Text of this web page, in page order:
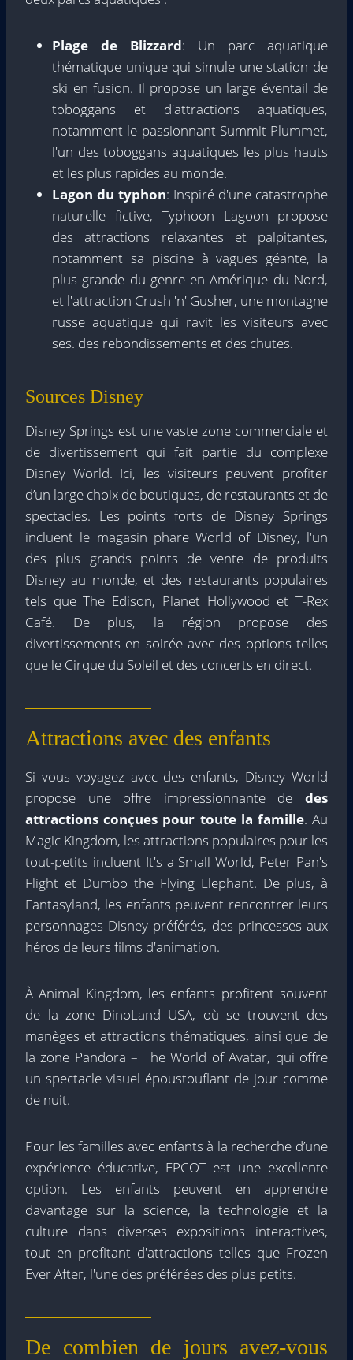
Plage de Blizzard: Un parc aquatique
thématique unique qui simule une station de
ski en fusion. Il propose un large éventail de
toboggans et d'attractions aquatiques,
notamment le passionnant Summit Plummet,
l'un des toboggans aquatiques les plus hauts
et les plus rapides au monde.
Lagon du typhon: Inspiré d'une catastrophe
naturelle fictive, Typhoon Lagoon propose
des attractions relaxantes et palpitantes,
notamment sa piscine à vagues géante, la
plus grande du genre en Amérique du Nord,
et l'attraction Crush 'n' Gusher, une montagne
russe aquatique qui ravit les visiteurs avec
ses. des rebondissements et des chutes.
Sources Disney
Disney Springs est une vaste zone commerciale et
de divertissement qui fait partie du complexe
Disney World. Ici, les visiteurs peuvent profiter
d’un large choix de boutiques, de restaurants et de
spectacles. Les points forts de Disney Springs
incluent le magasin phare World of Disney, l'un
des plus grands points de vente de produits
Disney au monde, et des restaurants populaires
tels que The Edison, Planet Hollywood et T-Rex
Café. De plus, la région propose des
divertissements en soirée avec des options telles
que le Cirque du Soleil et des concerts en direct.
Attractions avec des enfants
Si vous voyagez avec des enfants, Disney World
propose une offre impressionnante de des
attractions conçues pour toute la famille. Au
Magic Kingdom, les attractions populaires pour les
tout-petits incluent It's a Small World, Peter Pan's
Flight et Dumbo the Flying Elephant. De plus, à
Fantasyland, les enfants peuvent rencontrer leurs
personnages Disney préférés, des princesses aux
héros de leurs films d'animation.
À Animal Kingdom, les enfants profitent souvent
de la zone DinoLand USA, où se trouvent des
manèges et attractions thématiques, ainsi que de
la zone Pandora – The World of Avatar, qui offre
un spectacle visuel époustouflant de jour comme
de nuit.
Pour les familles avec enfants à la recherche d’une
expérience éducative, EPCOT est une excellente
option. Les enfants peuvent en apprendre
davantage sur la science, la technologie et la
culture dans diverses expositions interactives,
tout en profitant d'attractions telles que Frozen
Ever After, l'une des préférées des plus petits.
De combien de jours avez-vous